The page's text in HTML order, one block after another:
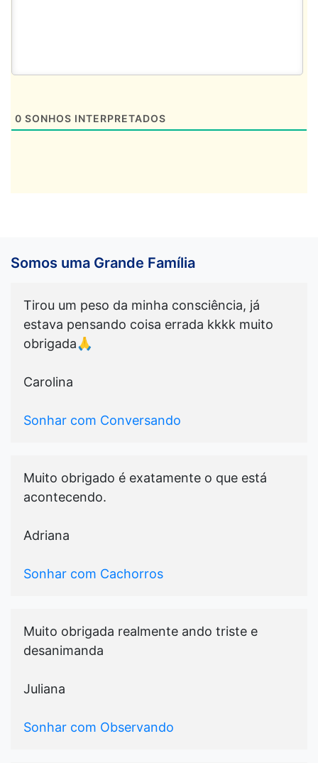
0 SONHOS INTERPRETADOS
Somos uma Grande Família
Tirou um peso da minha consciência, já
estava pensando coisa errada kkkk muito
obrigada🙏
Carolina
Sonhar com Conversando
Muito obrigado é exatamente o que está
acontecendo.
Adriana
Sonhar com Cachorros
Muito obrigada realmente ando triste e
desanimanda
Juliana
Sonhar com Observando